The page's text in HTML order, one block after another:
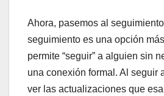
Ahora, pasemos al
seguimiento es una opción
permite “seguir” a alguien sin
una conexión formal. Al seguir
ver las actualizaciones que